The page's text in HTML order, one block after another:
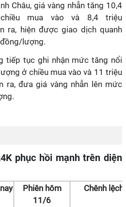
Châu, giá vàng nhẫn tăng 10,4
mua vào và 8,4 triệu
ra, hiện được giao dịch quanh
lượng.
tiếp tục ghi nhận mức tăng nổi
ở chiều mua vào và 11 triệu
ra, đưa giá vàng nhẫn lên mức
phục hồi mạnh trên diện
Phiên hôm
11/6
Chênh lệch